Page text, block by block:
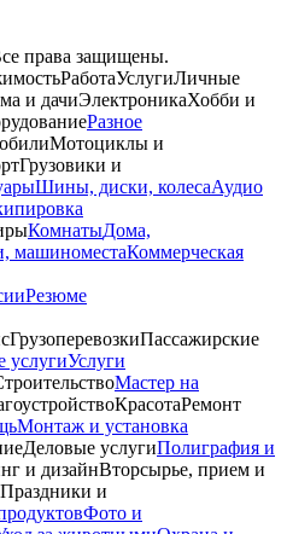
права защищены.
РаботаУслугиЛичные
и дачиЭлектроникаХобби и
Разное
Мотоциклы и
Грузовики и
Шины, диски, колесаАудио
КомнатыДома,
машиноместаКоммерческая
Резюме
ГрузоперевозкиПассажирские
услугиУслуги
Мастер на
КрасотаРемонт
Монтаж и установка
Деловые услугиПолиграфия и
и дизайнВторсырье, прием и
Праздники и
Фото и